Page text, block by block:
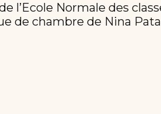
l’Ecole Normale des
de chambre de Nina